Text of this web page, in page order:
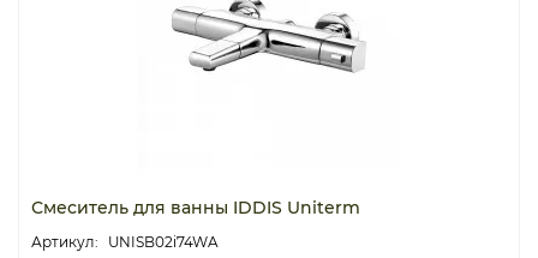
Смеситель для ванны IDDIS Uniterm
UNISB02i74WA